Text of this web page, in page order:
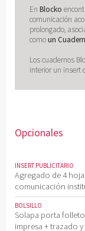
En Blocko
comunicación
prolongado,
comoun
Los cuadernos
interior un insert
Opcionales
INSERT PUBLICITARIO
Agregado de 4
comunicación
BOLSILLO
Solapa porta
impresa + trazado